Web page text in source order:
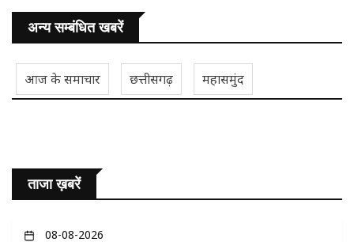
अन्य सम्बंधित खबरें
आज के समाचार छत्तीसगढ़ महासमुंद
ताजा ख़बरें
08-08-2026